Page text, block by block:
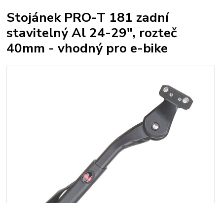
Stojánek PRO-T 181 zadní
stavitelný Al 24-29", rozteč
40mm - vhodný pro e-bike